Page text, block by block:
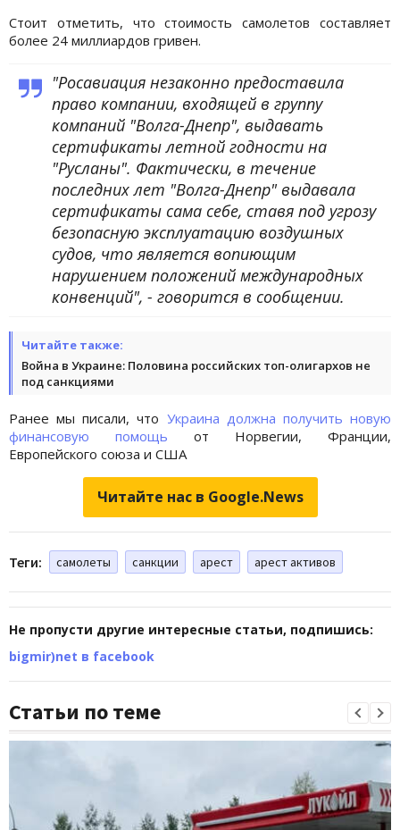
Стоит отметить, что стоимость самолетов составляет
более 24 миллиардов гривен.
"Росавиация незаконно предоставила
право компании, входящей в группу
компаний "Волга-Днепр", выдавать
сертификаты летной годности на
"Русланы". Фактически, в течение
последних лет "Волга-Днепр" выдавала
сертификаты сама себе, ставя под угрозу
безопасную эксплуатацию воздушных
судов, что является вопиющим
нарушением положений международных
конвенций", - говорится в сообщении.
Читайте также:
Война в Украине: Половина российских топ-олигархов не
под санкциями
Ранее мы писали, что Украина должна получить новую
финансовую помощь от Норвегии, Франции,
Европейского союза и США
Читайте нас в Google.News
Теги: самолеты санкции арест арест активов
Не пропусти другие интересные статьи, подпишись:
bigmir)net в facebook
Статьи по теме